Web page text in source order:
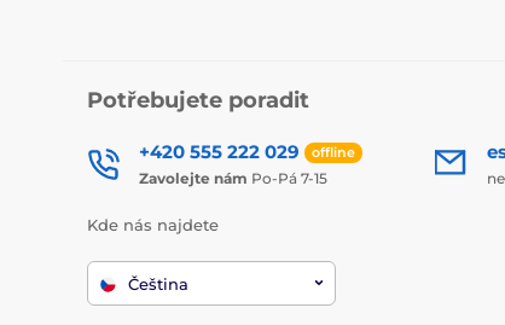
Potřebujete poradit
+420 555 222 029 offline
Zavolejte nám Po-Pá 7-15
Kde nás najdete
Čeština